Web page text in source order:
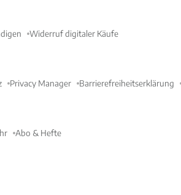
Widerruf digitaler Käufe
Privacy Manager Barrierefreiheitserklärung
Abo & Hefte